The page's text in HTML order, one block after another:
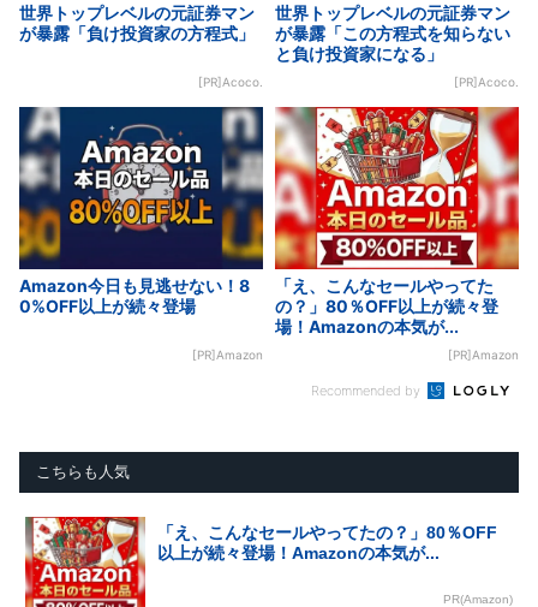
世界トップレベルの元証券マン
が暴露「負け投資家の方程式」
[PR]Acoco.
世界トップレベルの元証券マン
が暴露「この方程式を知らない
と負け投資家になる」
[PR]Acoco.
Amazon今日も見逃せない！8
0%OFF以上が続々登場
[PR]Amazon
「え、こんなセールやってた
の？」80％OFF以上が続々登
場！Amazonの本気が...
[PR]Amazon
Recommended by
こちらも人気
「え、こんなセールやってたの？」80％OFF
以上が続々登場！Amazonの本気が...
PR(Amazon)